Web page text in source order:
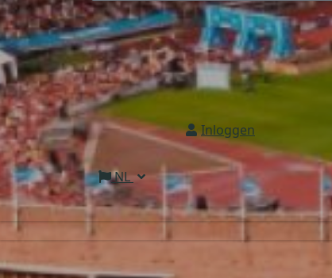
Inloggen
NL